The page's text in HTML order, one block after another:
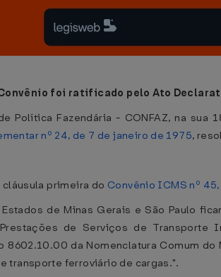
foi ratificado pelo Ato
Política Fazendária - CONFAZ, na
nº 24, de 7 de janeiro de 1975,
primeira do Convênio ICMS nº
de Minas Gerais e São Paulo
de Serviços de
da Nomenclatura Comum do
transporte ferroviário de cargas.".